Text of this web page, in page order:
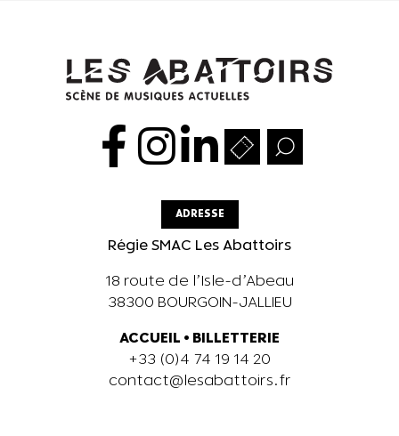
ADRESSE
Régie SMAC Les Abattoirs
18 route de l’Isle-d’Abeau
38300 BOURGOIN-JALLIEU
ACCUEIL • BILLETTERIE
+33 (0)4 74 19 14 20
contact@lesabattoirs.fr